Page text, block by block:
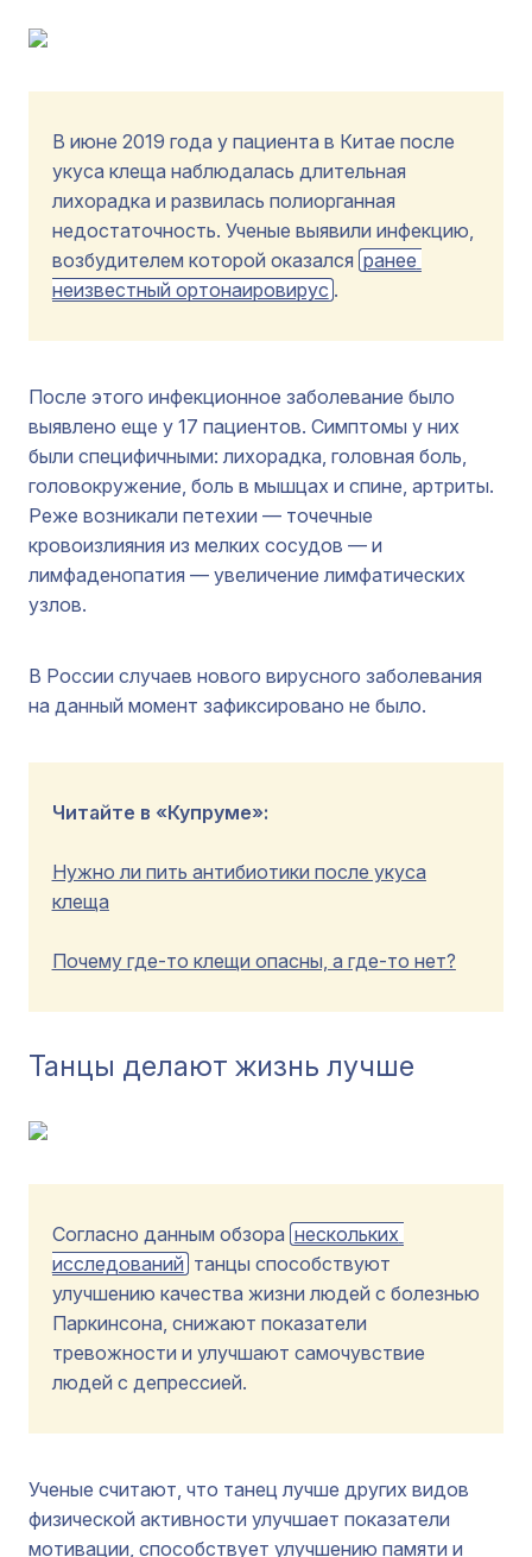
В июне 2019 года у пациента в Китае после
укуса клеща наблюдалась длительная
лихорадка и развилась полиорганная
недостаточность. Ученые выявили инфекцию,
возбудителем которой оказался ранее
неизвестный ортонаировирус .
После этого инфекционное заболевание было
выявлено еще у 17 пациентов. Симптомы у них
были специфичными: лихорадка, головная боль,
головокружение, боль в мышцах и спине, артриты.
Реже возникали петехии — точечные
кровоизлияния из мелких сосудов — и
лимфаденопатия — увеличение лимфатических
узлов.
В России случаев нового вирусного заболевания
на данный момент зафиксировано не было.
Читайте в «Купруме»:
Нужно ли пить антибиотики после укуса
клеща
Почему где-то клещи опасны, а где-то нет?
Танцы делают жизнь лучше
Согласно данным обзора нескольких
исследований танцы способствуют
улучшению качества жизни людей с болезнью
Паркинсона, снижают показатели
тревожности и улучшают самочувствие
людей с депрессией.
Ученые считают, что танец лучше других видов
физической активности улучшает показатели
мотивации, способствует улучшению памяти и